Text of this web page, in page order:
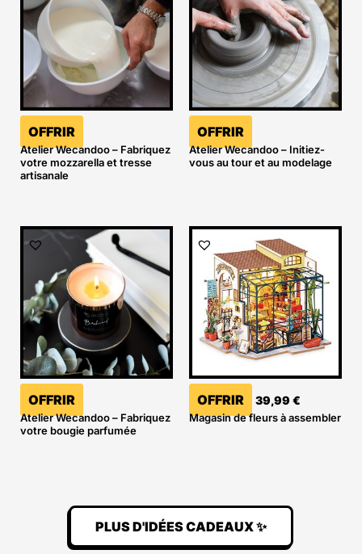
OFFRIR
Atelier Wecandoo – Fabriquez
votre mozzarella et tresse
artisanale
OFFRIR
Atelier Wecandoo – Initiez-
vous au tour et au modelage
OFFRIR
Atelier Wecandoo – Fabriquez
votre bougie parfumée
OFFRIR 39,99 €
Magasin de fleurs à assembler
PLUS D'IDÉES CADEAUX ✨